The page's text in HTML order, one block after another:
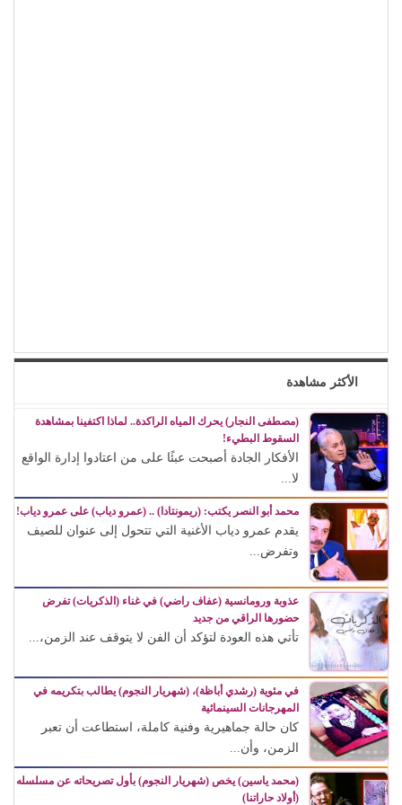
الأكثر مشاهدة
(مصطفى النجار) يحرك المياه الراكدة.. لماذا اكتفينا بمشاهدة
السقوط البطيء!
الأفكار الجادة أصبحت عبئًا على من اعتادوا إدارة الواقع
لا...
محمد أبو النصر يكتب: (ريمونتادا) .. (عمرو دياب) على عمرو دياب!
يقدم عمرو دياب الأغنية التي تتحول إلى عنوان للصيف
وتفرض...
عذوبة ورومانسية (عفاف راضي) في غناء (الذكريات) تفرض
حضورها الراقي من جديد
تأتي هذه العودة لتؤكد أن الفن لا يتوقف عند الزمن،...
في مئوية (رشدي أباظة)، (شهريار النجوم) يطالب بتكريمه في
المهرجانات السينمائية
كان حالة جماهيرية وفنية كاملة، استطاعت أن تعبر
الزمن، وأن...
(محمد ياسين) يخص (شهريار النجوم) بأول تصريحاته عن مسلسله
(أولاد حاراتنا)